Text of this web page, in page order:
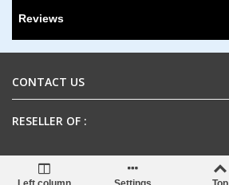
Reviews
CONTACT US
RESELLER OF :